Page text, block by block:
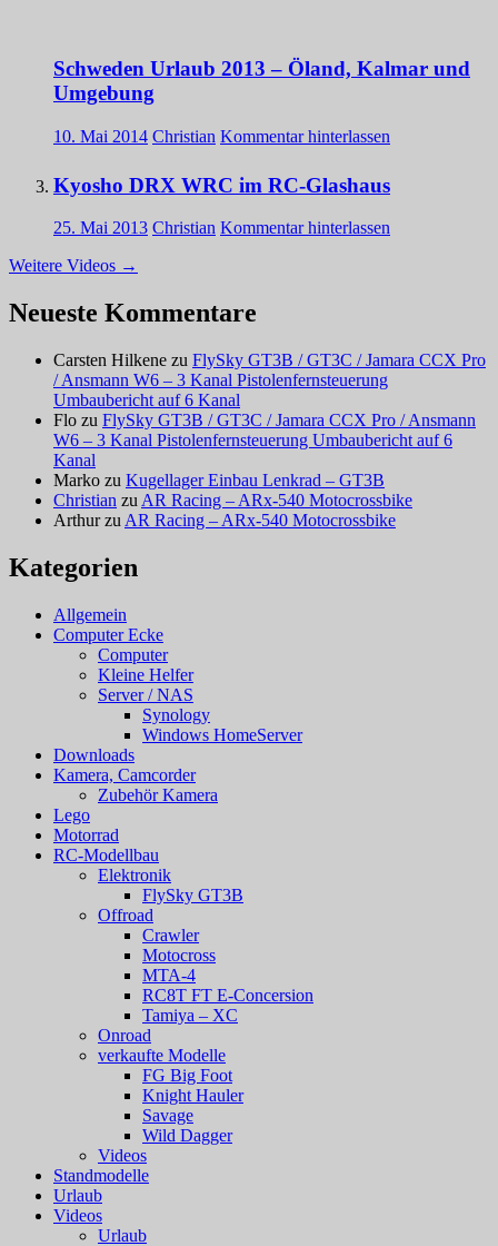
Schweden Urlaub 2013 – Öland, Kalmar und
Umgebung
10. Mai 2014 Christian Kommentar hinterlassen
Kyosho DRX WRC im RC-Glashaus
25. Mai 2013 Christian Kommentar hinterlassen
Weitere Videos →
Neueste Kommentare
Carsten Hilkene zu FlySky GT3B / GT3C / Jamara CCX Pro
/ Ansmann W6 – 3 Kanal Pistolenfernsteuerung
Umbaubericht auf 6 Kanal
Flo zu FlySky GT3B / GT3C / Jamara CCX Pro / Ansmann
W6 – 3 Kanal Pistolenfernsteuerung Umbaubericht auf 6
Kanal
Marko zu Kugellager Einbau Lenkrad – GT3B
Christian zu AR Racing – ARx-540 Motocrossbike
Arthurzu AR Racing – ARx-540 Motocrossbike
Kategorien
Allgemein
Computer Ecke
Computer
Kleine Helfer
Server / NAS
Synology
Windows HomeServer
Downloads
Kamera, Camcorder
Zubehör Kamera
Lego
Motorrad
RC-Modellbau
Elektronik
FlySky GT3B
Offroad
Crawler
Motocross
MTA-4
RC8T FT E-Concersion
Tamiya – XC
Onroad
verkaufte Modelle
FG Big Foot
Knight Hauler
Savage
Wild Dagger
Videos
Standmodelle
Urlaub
Videos
Urlaub